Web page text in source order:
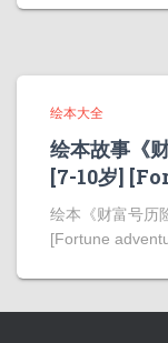
绘本大全
绘本故事《
[7-10岁]
绘本《财富号历
[Fortune